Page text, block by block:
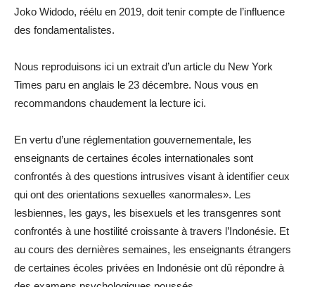
Joko Widodo, réélu en 2019, doit tenir compte de l’influence
des fondamentalistes.
Nous reproduisons ici un extrait d’un article du New York
Times paru en anglais le 23 décembre. Nous vous en
recommandons chaudement la lecture ici.
En vertu d’une réglementation gouvernementale, les
enseignants de certaines écoles internationales sont
confrontés à des questions intrusives visant à identifier ceux
qui ont des orientations sexuelles «anormales». Les
lesbiennes, les gays, les bisexuels et les transgenres sont
confrontés à une hostilité croissante à travers l’Indonésie. Et
au cours des dernières semaines, les enseignants étrangers
de certaines écoles privées en Indonésie ont dû répondre à